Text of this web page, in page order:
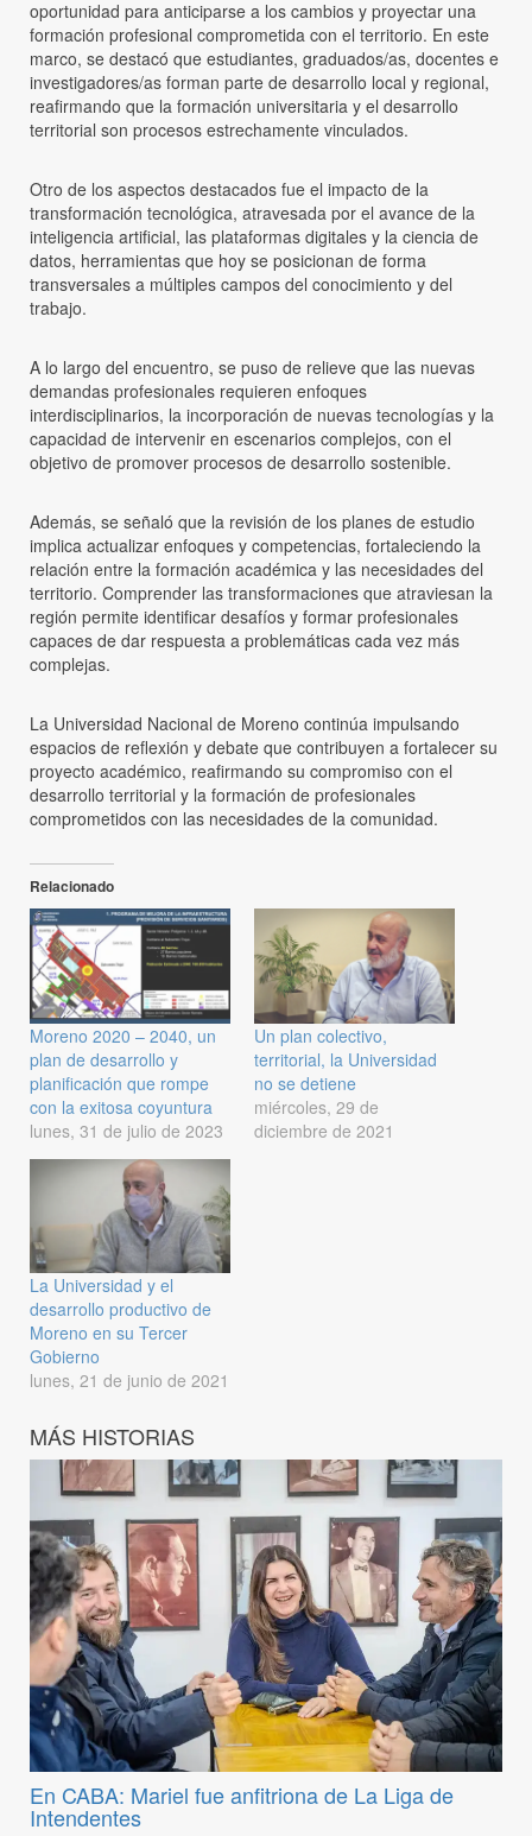
oportunidad para anticiparse a los cambios y proyectar una
formación profesional comprometida con el territorio. En este
marco, se destacó que estudiantes, graduados/as, docentes e
investigadores/as forman parte de desarrollo local y regional,
reafirmando que la formación universitaria y el desarrollo
territorial son procesos estrechamente vinculados.
Otro de los aspectos destacados fue el impacto de la
transformación tecnológica, atravesada por el avance de la
inteligencia artificial, las plataformas digitales y la ciencia de
datos, herramientas que hoy se posicionan de forma
transversales a múltiples campos del conocimiento y del
trabajo.
A lo largo del encuentro, se puso de relieve que las nuevas
demandas profesionales requieren enfoques
interdisciplinarios, la incorporación de nuevas tecnologías y la
capacidad de intervenir en escenarios complejos, con el
objetivo de promover procesos de desarrollo sostenible.
Además, se señaló que la revisión de los planes de estudio
implica actualizar enfoques y competencias, fortaleciendo la
relación entre la formación académica y las necesidades del
territorio. Comprender las transformaciones que atraviesan la
región permite identificar desafíos y formar profesionales
capaces de dar respuesta a problemáticas cada vez más
complejas.
La Universidad Nacional de Moreno continúa impulsando
espacios de reflexión y debate que contribuyen a fortalecer su
proyecto académico, reafirmando su compromiso con el
desarrollo territorial y la formación de profesionales
comprometidos con las necesidades de la comunidad.
Relacionado
Moreno 2020 – 2040, un
plan de desarrollo y
planificación que rompe
con la exitosa coyuntura
lunes, 31 de julio de 2023
Un plan colectivo,
territorial, la Universidad
no se detiene
miércoles, 29 de
diciembre de 2021
La Universidad y el
desarrollo productivo de
Moreno en su Tercer
Gobierno
lunes, 21 de junio de 2021
MÁS HISTORIAS
En CABA: Mariel fue anfitriona de La Liga de
Intendentes